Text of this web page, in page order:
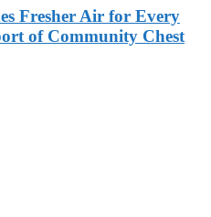
Fresher Air for Every
of Community Chest